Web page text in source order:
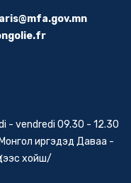
- vendredi 09.30 - 12.30
иргэдэд Даваа -
хойш/